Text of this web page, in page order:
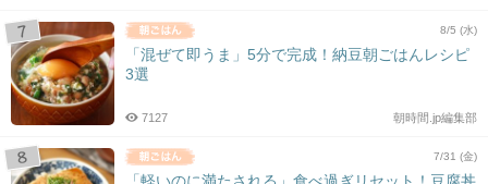
8/5 (水)
「混ぜて即うま」5分で完成！納豆朝ごはんレシピ
3選
朝時間.jp編集部
7127
7/31 (金)
「軽いのに満たされる」食べ過ぎリセット！豆腐丼